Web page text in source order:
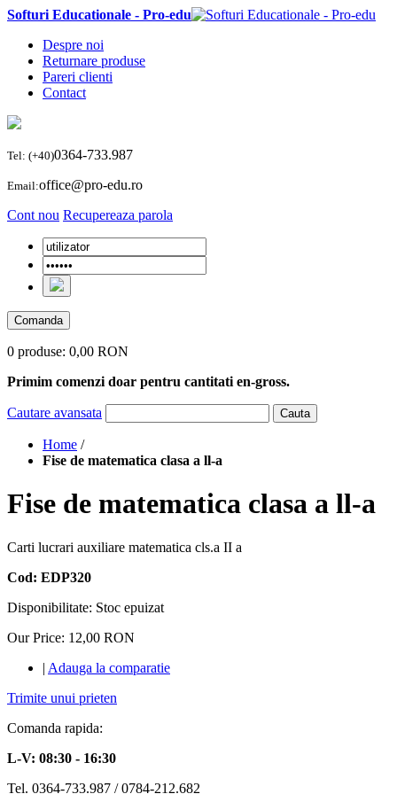
Softuri Educationale - Pro-edu
Despre noi
Returnare produse
Pareri clienti
Contact
Tel: (+40)0364-733.987
Email:office@pro-edu.ro
Cont nou Recupereaza parola
Comanda
0 produse: 0,00 RON
Primim comenzi doar pentru cantitati en-gross.
Cautare avansata Cauta
Home /
Fise de matematica clasa a ll-a
Fise de matematica clasa a ll-a
Carti lucrari auxiliare matematica cls.a II a
Cod: EDP320
Disponibilitate: Stoc epuizat
Our Price: 12,00 RON
| Adauga la comparatie
Trimite unui prieten
Comanda rapida:
L-V: 08:30 - 16:30
Tel. 0364-733.987 / 0784-212.682